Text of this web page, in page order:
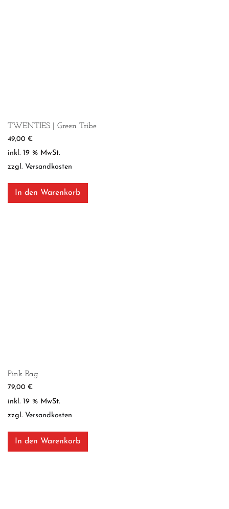
TWENTIES | Green Tribe
49,00 €
inkl. 19 % MwSt.
zzgl. Versandkosten
In den Warenkorb
Pink Bag
79,00 €
inkl. 19 % MwSt.
zzgl. Versandkosten
In den Warenkorb